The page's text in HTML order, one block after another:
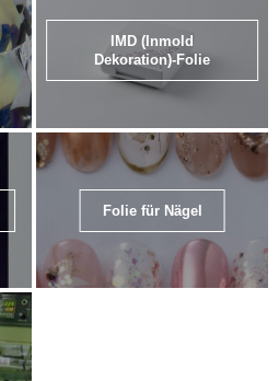
IMD (Inmold
Dekoration)-Folie
Folie für Nägel